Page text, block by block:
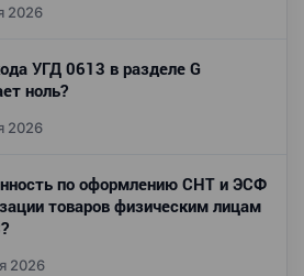
2026
УГД 0613 в разделе G
ноль?
2026
по оформлению СНТ и ЭСФ
товаров физическим лицам
2026